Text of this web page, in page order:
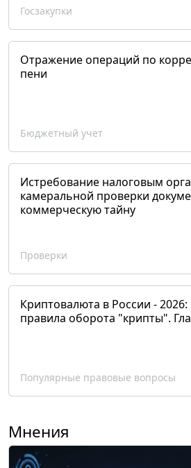
Госзакупки
Отражение операций по
пени
Бюджетный учет
Истребование налоговым
камеральной проверки
коммерческую тайну
Проверки
Криптовалюта в России -
правила оборота "крипты".
Популярные правовые вопросы
Мнения